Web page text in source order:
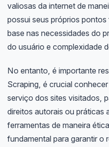
valiosas da internet de
possui seus próprios
base nas necessidades do
do usuário e complexidade
No entanto, é importante
Scraping, é crucial
serviço dos sites visitados,
direitos autorais ou práticas
ferramentas de maneira
fundamental para garantir o